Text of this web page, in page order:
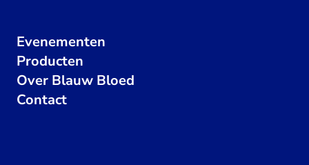
Evenementen
Producten
Over Blauw Bloed
Contact